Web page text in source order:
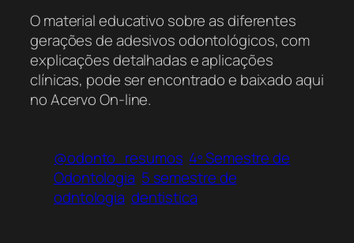
O material educativo sobre as diferentes
gerações de adesivos odontológicos, com
explicações detalhadas e aplicações
clínicas, pode ser encontrado e baixado aqui
no Acervo On-line.
@odonto_resumos 4º Semestre de
Odontologia 5 semestre de
odntologia dentistica